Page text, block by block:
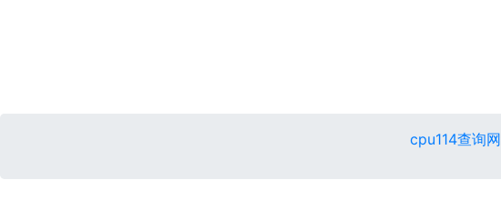
cpu114查询网